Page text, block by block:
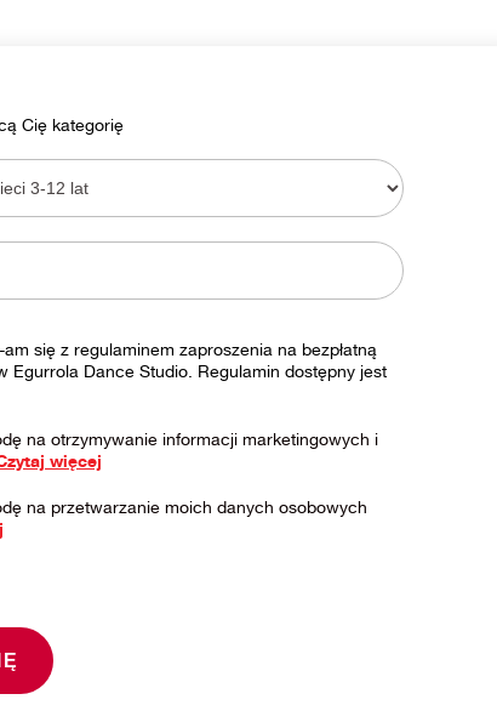
Cię kategorię
am się z regulaminem zaproszenia na bezpłatną
Egurrola Dance Studio. Regulamin dostępny jest
na otrzymywanie informacji marketingowych i
więcej
na przetwarzanie moich danych osobowych